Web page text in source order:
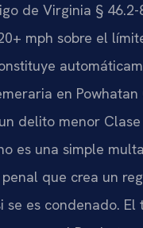
de Virginia §
mph sobre el
en Powhatan
delito menor
es una simple
que crea un
se es condenado. El